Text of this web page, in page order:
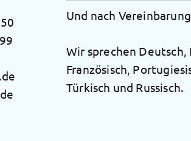
Und nach
Wir sprechen Deutsch,
Französisch,
Türkisch und Russisch.